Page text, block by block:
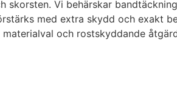
Vi behärskar
med extra skydd och exakt
och rostskyddande